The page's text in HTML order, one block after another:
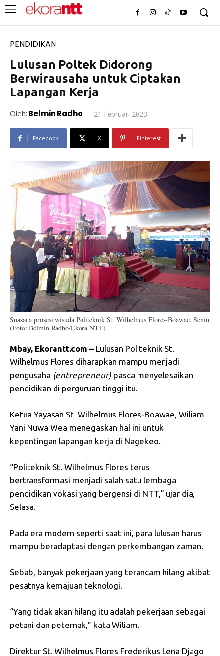
PENDIDIKAN
Lulusan Poltek Didorong
Berwirausaha untuk Ciptakan
Lapangan Kerja
Oleh: Belmin Radho 21 Februari 2023
Facebook X Pinterest
Suasana prosesi wisuda Politeknik St. Wilhelmus Flores-Boawae, Senin
(Foto: Belmin Radho/Ekora NTT)
Mbay, Ekorantt.com – Lulusan Politeknik St.
Wilhelmus Flores diharapkan mampu menjadi
pengusaha (entrepreneur) pasca menyelesaikan
pendidikan di perguruan tinggi itu.
Ketua Yayasan St. Wilhelmus Flores-Boawae, Wiliam
Yani Nuwa Wea menegaskan hal ini untuk
kepentingan lapangan kerja di Nagekeo.
“Politeknik St. Wilhelmus Flores terus
bertransformasi menjadi salah satu lembaga
pendidikan vokasi yang bergensi di NTT,” ujar dia,
Selasa.
Pada era modern seperti saat ini, para lulusan harus
mampu beradaptasi dengan perkembangan zaman.
Sebab, banyak pekerjaan yang terancam hilang akibat
pesatnya kemajuan teknologi.
“Yang tidak akan hilang itu adalah pekerjaan sebagai
petani dan peternak,” kata Wiliam.
Direktur St. Wilhelmus Flores Frederikus Lena Djago